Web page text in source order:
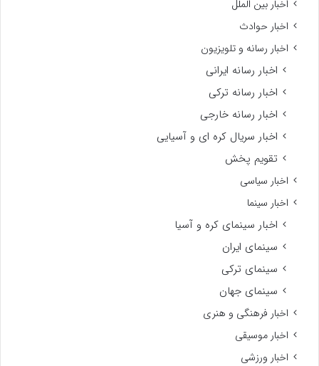
اخبار بین الملل
اخبار حوادث
اخبار رسانه و تلویزیون
اخبار رسانه ایرانی
اخبار رسانه ترکی
اخبار رسانه خارجی
اخبار سریال کره ای و آسیایی
تقویم پخش
اخبار سیاسی
اخبار سینما
اخبار سینمای کره و آسیا
سینمای ایران
سینمای ترکی
سینمای جهان
اخبار فرهنگی و هنری
اخبار موسیقی
اخبار ورزشی